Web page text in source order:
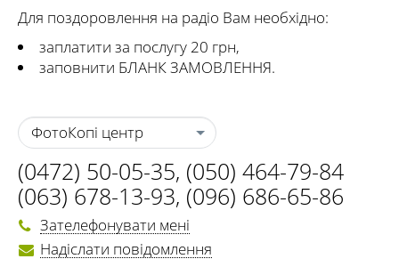
Для поздоровлення на радіо Вам необхідно:
заплатити за послугу 20 грн,
заповнити БЛАНК ЗАМОВЛЕННЯ.
ФотоКопі центр
(0472) 50-05-35, (050) 464-79-84
(063) 678-13-93, (096) 686-65-86
Зателефонувати мені
Надіслати повідомлення